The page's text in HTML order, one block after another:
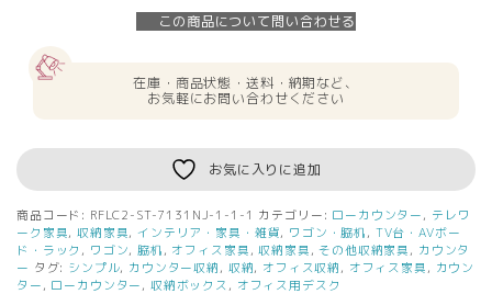
この商品について問い合わせる
在庫・商品状態・送料・納期など、
お気軽にお問い合わせください
お気に入りに追加
商品コード: RFLC2-ST-7131NJ-1-1-1 カテゴリー: ローカウンター , テレワ
ーク家具,収納家具,インテリア・家具・雑貨, ワゴン・脇机 , TV台・AVボー
ド・ラック , ワゴン, 脇机 , オフィス家具 ,収納家具 ,その他収納家具 , カウンタ
ー タグ: シンプル, カウンター収納 , 収納, オフィス収納 , オフィス家具 , カウン
ター , ローカウンター , 収納ボックス , オフィス用デスク